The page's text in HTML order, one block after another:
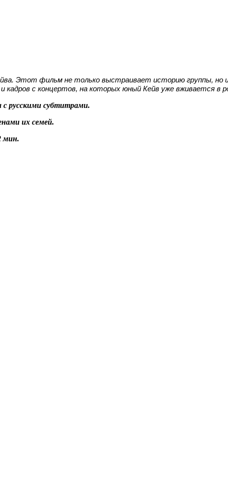
Этот фильм не только выстраивает историю группы,
с концертов, на которых юный Кейв уже вживается в
русскими субтитрами.
их семей.
мин.